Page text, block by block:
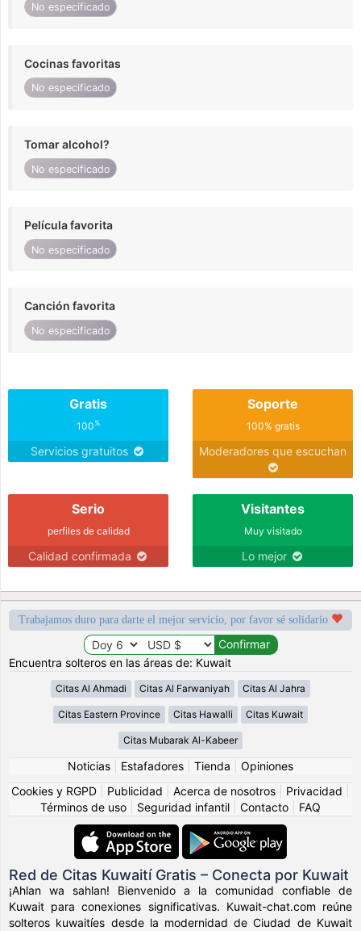
No especificado
Cocinas favoritas
No especificado
Tomar alcohol?
No especificado
Película favorita
No especificado
Canción favorita
No especificado
Gratis
100%
Servicios gratuitos
Soporte
100% gratis
Moderadores que escuchan
Serio
perfiles de calidad
Calidad confirmada
Visitantes
Muy visitado
Lo mejor
Trabajamos duro para darte el mejor servicio, por favor sé solidario
Encuentra solteros en las áreas de: Kuwait
Citas Al Ahmadi Citas Al Farwaniyah Citas Al Jahra
Citas Eastern Province Citas Hawalli Citas Kuwait
Citas Mubarak Al-Kabeer
Noticias Estafadores Tienda
Opiniones
Cookies y RGPD
Publicidad Acerca de nosotros Privacidad
Términos de uso
Seguridad infantil Contacto FAQ
Red de Citas Kuwaití Gratis – Conecta por Kuwait
¡Ahlan wa sahlan! Bienvenido a la comunidad confiable de
Kuwait para conexiones significativas. Kuwait-chat.com reúne
solteros kuwaitíes desde la modernidad de Ciudad de Kuwait